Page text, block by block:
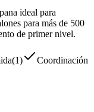
ideal para
para más de 500
de primer nivel.
(1)
Coordinación